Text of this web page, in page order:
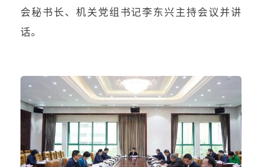
会秘书长、机关党组书记李东兴主持会议并讲
话。